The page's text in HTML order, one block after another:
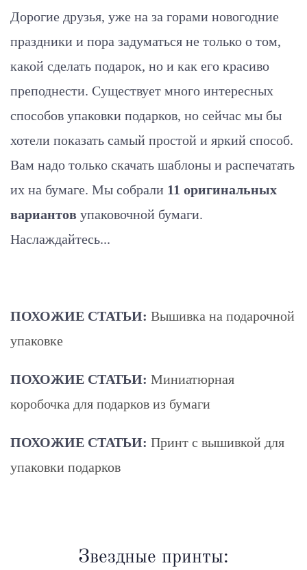
Дорогие друзья, уже на за горами новогодние
праздники и пора задуматься не только о том,
какой сделать подарок, но и как его красиво
преподнести. Существует много интересных
способов упаковки подарков, но сейчас мы бы
хотели показать самый простой и яркий способ.
Вам надо только скачать шаблоны и распечатать
их на бумаге. Мы собрали 11 оригинальных
вариантов упаковочной бумаги.
Наслаждайтесь...
ПОХОЖИЕ СТАТЬИ: Вышивка на подарочной
упаковке
ПОХОЖИЕ СТАТЬИ: Миниатюрная
коробочка для подарков из бумаги
ПОХОЖИЕ СТАТЬИ: Принт с вышивкой для
упаковки подарков
Звездные принты: